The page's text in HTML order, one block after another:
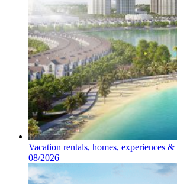
Vacation rentals, homes, experiences
08/2026